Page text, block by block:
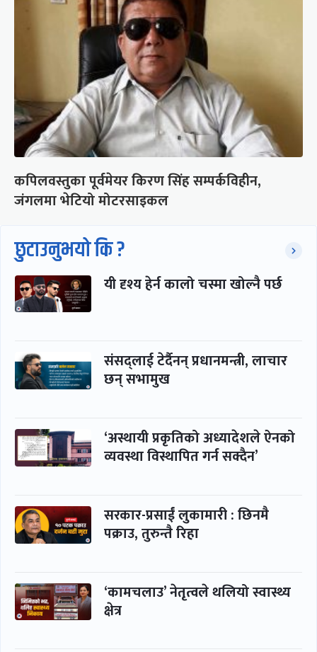
कपिलवस्तुका पूर्वमेयर किरण सिंह सम्पर्कविहीन,
जंगलमा भेटियो मोटरसाइकल
छुटाउनुभयो कि ?
यी दृश्य हेर्न कालो चस्मा खोल्नै पर्छ
संसद्लाई टेर्दैनन् प्रधानमन्त्री, लाचार
छन् सभामुख
‘अस्थायी प्रकृतिको अध्यादेशले ऐनको
व्यवस्था विस्थापित गर्न सक्दैन’
सरकार-प्रसाईं लुकामारी : छिनमै
पक्राउ, तुरुन्तै रिहा
‘कामचलाउ’ नेतृत्वले थलियो स्वास्थ्य
क्षेत्र